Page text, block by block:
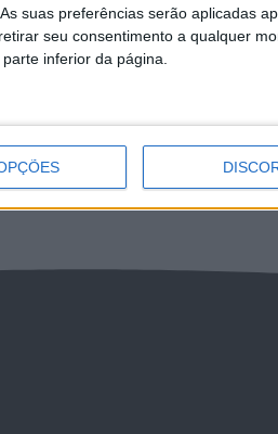
suas preferências serão aplicadas
seu consentimento a qualquer
inferior da página.